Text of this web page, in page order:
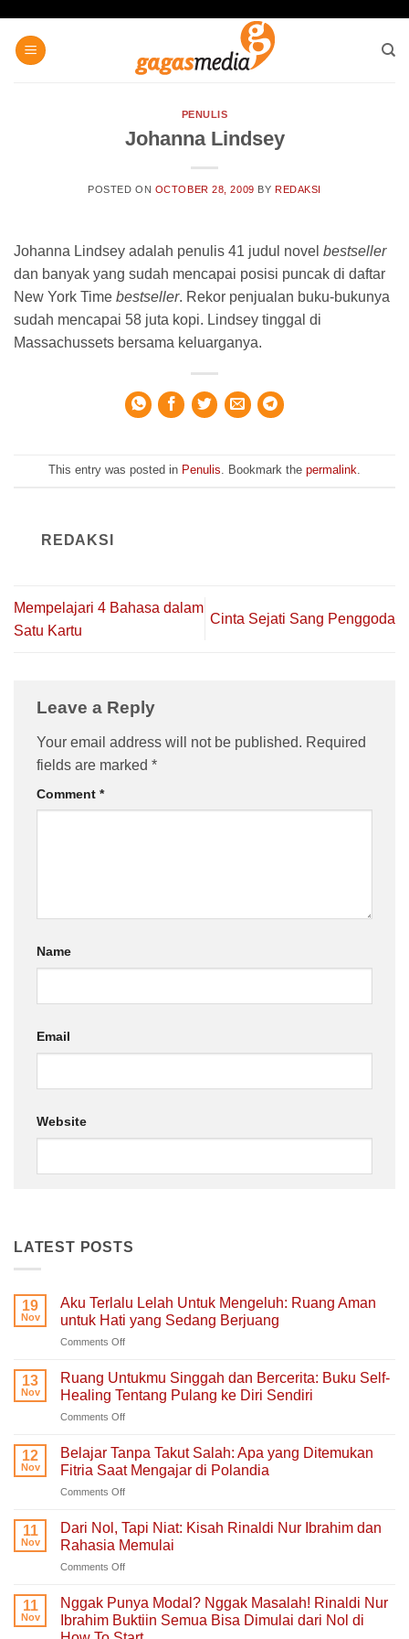
content
PENULIS
Johanna Lindsey
POSTED ON OCTOBER 28, 2009 BY REDAKSI
Johanna Lindsey adalah penulis 41 judul novel bestseller
dan banyak yang sudah mencapai posisi puncak di daftar
New York Time bestseller. Rekor penjualan buku-bukunya
sudah mencapai 58 juta kopi. Lindsey tinggal di
Massachussets bersama keluarganya.
This entry was posted in Penulis . Bookmark the permalink
REDAKSI
Mempelajari 4 Bahasa dalam
Satu Kartu
Cinta Sejati Sang Penggoda
Leave a Reply
Your email address will not be published. Required
fields are marked *
Comment *
Name
Email
Website
LATEST POSTS
19
Nov
Aku Terlalu Lelah Untuk Mengeluh: Ruang Aman
untuk Hati yang Sedang Berjuang
Comments Offon
Terlalu
Untuk
Mengeluh:
Aman
untuk
Berjuang
13
Nov
Ruang Untukmu Singgah dan Bercerita: Buku Self-
Healing Tentang Pulang ke Diri Sendiri
Comments Offon
Untukmu
Singgah
dan
Bercerita:
Self-
Healing
Diri
Sendiri
12
Nov
Belajar Tanpa Takut Salah: Apa yang Ditemukan
Fitria Saat Mengajar di Polandia
Comments Offon
Tanpa
Takut
Salah:
Apa
Ditemukan
Fitria
Saat
11
Nov
Dari Nol, Tapi Niat: Kisah Rinaldi Nur Ibrahim dan
Rahasia Memulai
Comments Offon
Tapi
Niat:
11
Nov
Nggak Punya Modal? Nggak Masalah! Rinaldi Nur
Ibrahim Buktiin Semua Bisa Dimulai dari Nol di